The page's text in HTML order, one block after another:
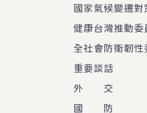
國家氣候變遷
健康台灣推動委
全社會防衛韌性
重要談話
外 交
國 防